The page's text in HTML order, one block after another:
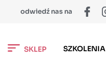
odwiedź nas na
SKLEP SZKOLENIA